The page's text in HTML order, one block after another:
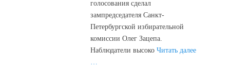
голосования сделал
зампредседателя Санкт-
Петербургской избирательной
комиссии Олег Зацепа.
Наблюдатели высокоЧитать далее
…